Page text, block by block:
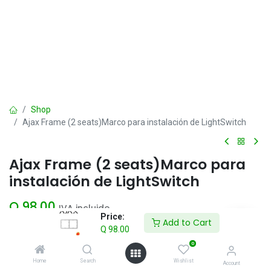
Price:
Q 98.00
Add to Cart
Home Search
0
Wishlist Account
Shop
Ajax Frame (2 seats)Marco para instalación de LightSwitch
Ajax Frame (2 seats)Marco para
instalación de LightSwitch
Q 98.00 IVA incluido
Add to Cart